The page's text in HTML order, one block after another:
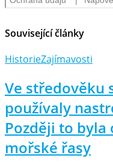
Související články
HistorieZajímavosti
Ve středověku
používaly
Později to byla
mořské řasy